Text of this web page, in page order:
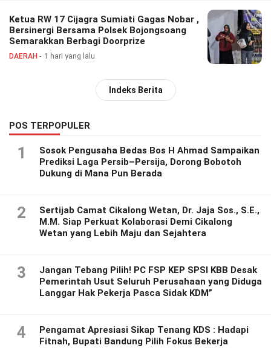
Ketua RW 17 Cijagra Sumiati Gagas Nobar ,
Bersinergi Bersama Polsek Bojongsoang
Semarakkan Berbagi Doorprize
DAERAH 1 hari yang lalu
Indeks Berita
POS TERPOPULER
1
Sosok Pengusaha Bedas Bos H Ahmad Sampaikan
Prediksi Laga Persib–Persija, Dorong Bobotoh
Dukung di Mana Pun Berada
2
Sertijab Camat Cikalong Wetan, Dr. Jaja Sos., S.E.,
M.M. Siap Perkuat Kolaborasi Demi Cikalong
Wetan yang Lebih Maju dan Sejahtera
3
Jangan Tebang Pilih! PC FSP KEP SPSI KBB Desak
Pemerintah Usut Seluruh Perusahaan yang Diduga
Langgar Hak Pekerja Pasca Sidak KDM”
4
Pengamat Apresiasi Sikap Tenang KDS : Hadapi
Fitnah, Bupati Bandung Pilih Fokus Bekerja